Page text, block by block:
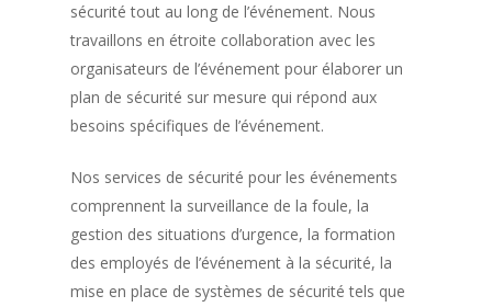
sécurité tout au long de l’événement. Nous
travaillons en étroite collaboration avec les
organisateurs de l’événement pour élaborer un
plan de sécurité sur mesure qui répond aux
besoins spécifiques de l’événement.
Nos services de sécurité pour les événements
comprennent la surveillance de la foule, la
gestion des situations d’urgence, la formation
des employés de l’événement à la sécurité, la
mise en place de systèmes de sécurité tels que